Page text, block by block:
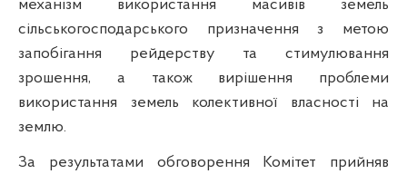
механізм використання масивів земель
сільськогосподарського призначення з метою
запобігання рейдерству та стимулювання
зрошення, а також вирішення проблеми
використання земель колективної власності на
землю.
За результатами обговорення Комітет прийняв